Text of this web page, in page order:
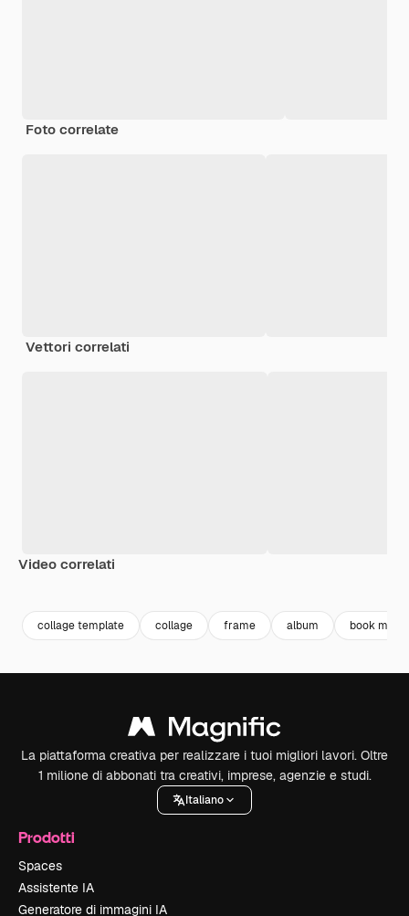
Foto correlate
Vettori correlati
Video correlati
collage template collage frame album book
La piattaforma creativa per realizzare i tuoi migliori lavori. Oltre
1 milione di abbonati tra creativi, imprese, agenzie e studi.
Italiano
Prodotti
Spaces
Assistente IA
Generatore di immagini IA